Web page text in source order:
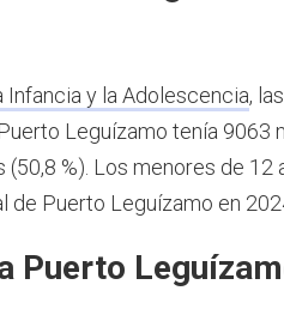
Infancia y la Adolescencia,
Leguízamo tenía 9063
(50,8 %). Los menores de 12
de Puerto Leguízamo en
Puerto